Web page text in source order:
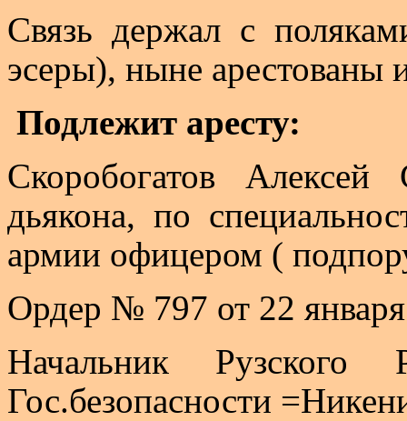
Связь держал с
эсеры), ныне арестованы
Подлежит аресту:
Скоробогатов
дьякона, по
армии офицером (
Ордер № 797 от 22
Начальник
Гос.безопасности =